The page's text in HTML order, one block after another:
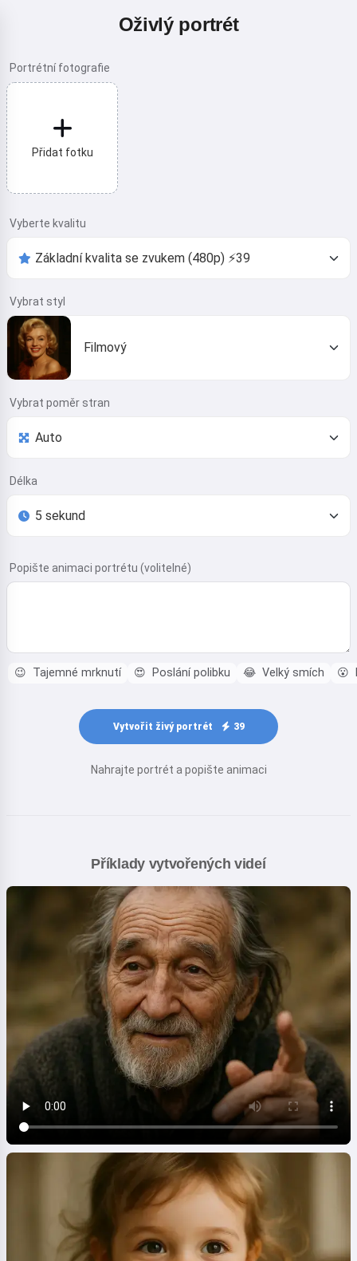
Oživlý portrét
Portrétní fotografie
Přidat fotku
Vyberte kvalitu
Vybrat styl
Filmový
Vybrat poměr stran
Délka
Popište animaci portrétu (volitelné)
😉 Tajemné mrknutí 😍 Poslání polibku 😂 Velký smích 😮
Vytvořit živý portrét 39
Nahrajte portrét a popište animaci
Příklady vytvořených videí